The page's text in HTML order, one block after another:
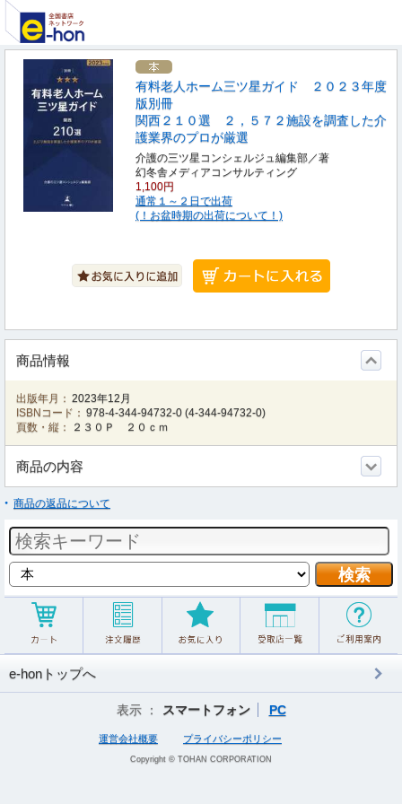
有料老人ホーム三ツ星ガイド ２０２３年度
版別冊
関西２１０選 ２，５７２施設を調査した介
護業界のプロが厳選
介護の三ツ星コンシェルジュ編集部／著
幻冬舎メディアコンサルティング
1,100円
通常１～２日で出荷
(！お盆時期の出荷について！)
商品情報
出版年月： 2023年12月
ISBNコード： 978-4-344-94732-0 (4-344-94732-0)
頁数・縦：
２３０Ｐ ２０ｃｍ
商品の内容
商品の返品について
e-honトップへ
表示 ： スマートフォン PC
運営会社概要 プライバシーポリシー
Copyright © TOHAN CORPORATION